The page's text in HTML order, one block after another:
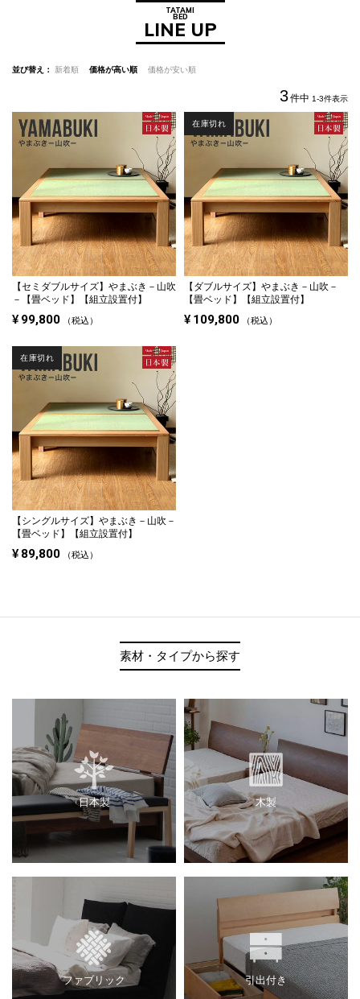
TATAMI
BED
LINE UP
並び替え 新着順 価格が高い順 価格が安い順
3件中 1-3件表示
【セミダブルサイズ】 やまぶき－山吹
－【畳ベッド】【組立設置付】
¥ 99,800 税込
【ダブルサイズ】 やまぶき－山吹－
【畳ベッド】【組立設置付】
¥ 109,800 税込
在庫切れ
【シングルサイズ】 やまぶき－山吹－
【畳ベッド】【組立設置付】
¥ 89,800 税込
在庫切れ
素材・タイプから探す
日本製 木製
ファブリック 引出付き